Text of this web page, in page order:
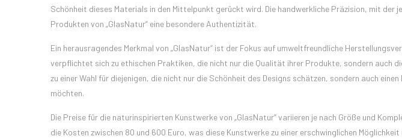
Schönheit dieses Materials in den Mittelpunkt gerückt wird. Die handwerkliche Präzision, mit der
Produkten von „GlasNatur“ eine besondere Authentizität.
Ein herausragendes Merkmal von „GlasNatur“ ist der Fokus auf umweltfreundliche
verpflichtet sich zu ethischen Praktiken, die nicht nur die Qualität ihrer Produkte, sondern auch
zu einer Wahl für diejenigen, die nicht nur die Schönheit des Designs schätzen, sondern auch
möchten.
Die Preise für die naturinspirierten Kunstwerke von „GlasNatur“ variieren je nach Größe und
die Kosten zwischen 80 und 600 Euro, was diese Kunstwerke zu einer erschwinglichen